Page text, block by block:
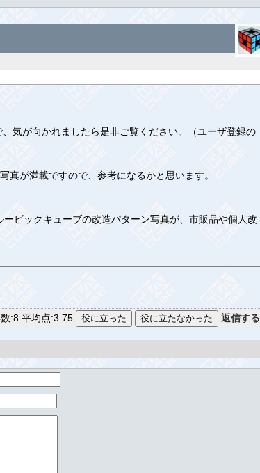
気が向かれましたら是非ご覧ください。（ユーザ登録の
が満載ですので、参考になるかと思います。
ビックキューブの改造パターン写真が、市販品や個人改
:8 平均点:3.75 返信する